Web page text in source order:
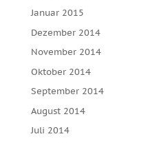
Januar 2015
Dezember 2014
November 2014
Oktober 2014
September 2014
August 2014
Juli 2014